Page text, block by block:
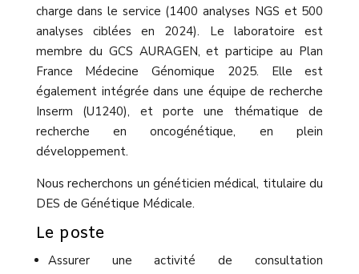
charge dans le service (1400 analyses NGS et 500
analyses ciblées en 2024). Le laboratoire est
membre du GCS AURAGEN, et participe au Plan
France Médecine Génomique 2025. Elle est
également intégrée dans une équipe de recherche
Inserm (U1240), et porte une thématique de
recherche en oncogénétique, en plein
développement.
Nous recherchons un généticien médical, titulaire du
DES de Génétique Médicale.
Le poste
Assurer une activité de consultation